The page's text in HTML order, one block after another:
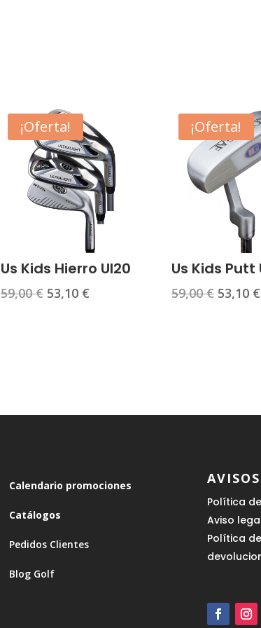
¡Oferta!
Us Kids Hierro Ul20
59,00€ El
53,10 €El
¡Oferta!
Us Kids Putt
59,00€ El
53,10 €
Calendario promociones
Catálogos
Pedidos Clientes
Blog Golf
Política
Aviso
Política